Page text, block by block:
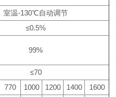
室温-130℃自动调节
≤0.5%
99%
≤70
770 1000 1200 1400
1600